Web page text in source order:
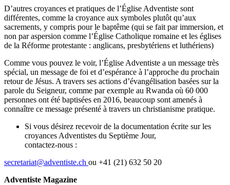
D’autres croyances et pratiques de l’Église Adventiste sont
différentes, comme la croyance aux symboles plutôt qu’aux
sacrements, y compris pour le baptême (qui se fait par immersion, et
non par aspersion comme l’Église Catholique romaine et les églises
de la Réforme protestante : anglicans, presbytériens et luthériens)
Comme vous pouvez le voir, l’Église Adventiste a un message très
spécial, un message de foi et d’espérance à l’approche du prochain
retour de Jésus. A travers ses actions d’évangélisation basées sur la
parole du Seigneur, comme par exemple au Rwanda où 60 000
personnes ont été baptisées en 2016, beaucoup sont amenés à
connaître ce message présenté à travers un christianisme pratique.
Si vous désirez recevoir de la documentation écrite sur les
croyances Adventistes du Septième Jour,
contactez-nous :
secretariat@adventiste.ch ou +41 (21) 632 50 20
Adventiste Magazine